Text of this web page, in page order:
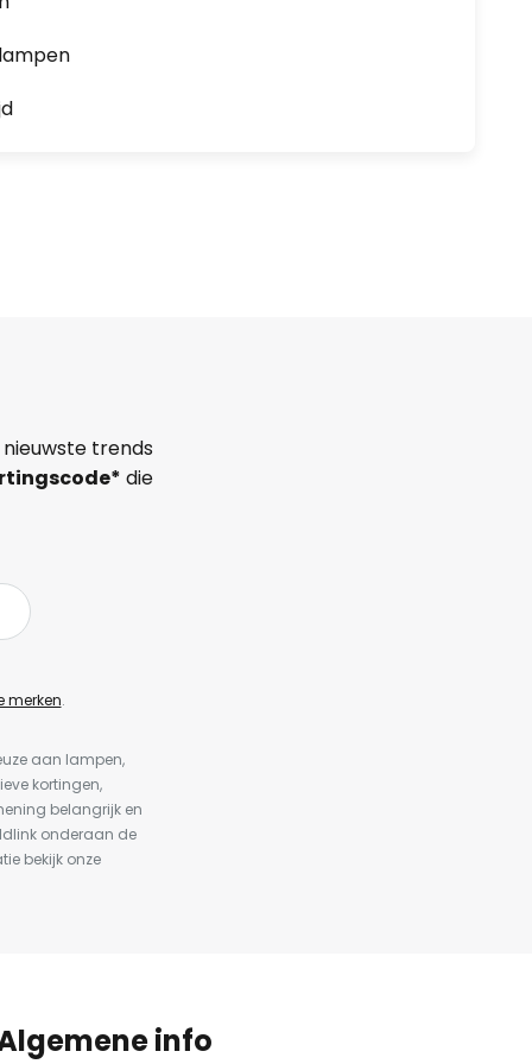
trends
die
merken.
aan lampen,
kortingen,
belangrijk en
onderaan de
bekijk onze
info